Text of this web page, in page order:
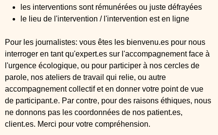
les interventions sont rémunérées ou juste défrayées
le lieu de l'intervention / l'intervention est en ligne
Pour les journalistes: vous êtes les bienvenu.es pour nous
interroger en tant qu'expert.es sur l'accompagnement face à
l'urgence écologique, ou pour participer à nos cercles de
parole, nos ateliers de travail qui relie, ou autre
accompagnement collectif et en donner votre point de vue
de participant.e. Par contre, pour des raisons éthiques, nous
ne donnons pas les coordonnées de nos patient.es,
client.es. Merci pour votre compréhension.